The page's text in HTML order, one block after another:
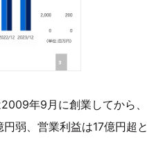
年9月に創業してから、
弱、営業利益は17億円超と